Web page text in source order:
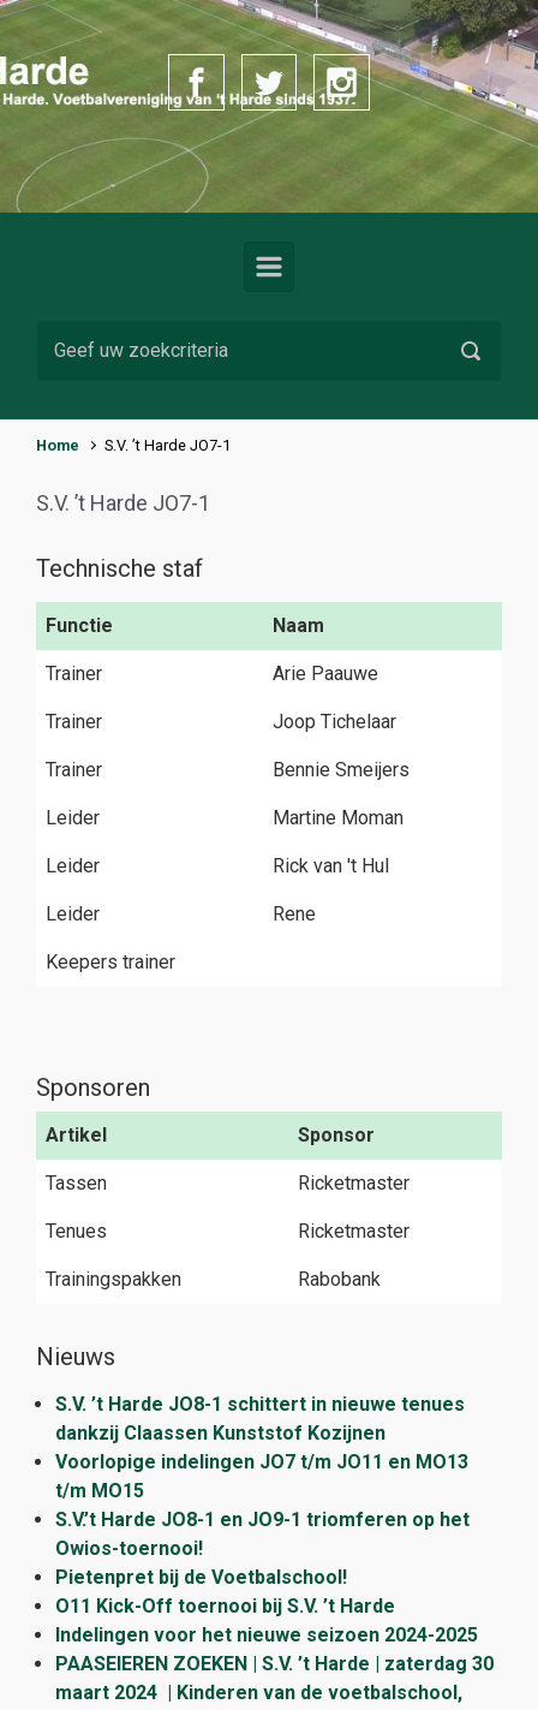
Spring naar de hoofdinhoud
Home S.V. ’t Harde JO7-1
S.V. ’t Harde JO7-1
Technische staf
Functie Naam
Trainer Arie Paauwe
Trainer Joop Tichelaar
Trainer Bennie Smeijers
Leider Martine Moman
Leider Rick van 't Hul
Leider Rene
Keepers trainer
Sponsoren
Artikel Sponsor
Tassen Ricketmaster
Tenues Ricketmaster
Trainingspakken Rabobank
Nieuws
S.V. ’t Harde JO8-1 schittert in nieuwe tenues
dankzij Claassen Kunststof Kozijnen
Voorlopige indelingen JO7 t/m JO11 en MO13
t/m MO15
S.V.’t Harde JO8-1 en JO9-1 triomferen op het
Owios-toernooi!
Pietenpret bij de Voetbalschool!
O11 Kick-Off toernooi bij S.V. ’t Harde
Indelingen voor het nieuwe seizoen 2024-2025
PAASEIEREN ZOEKEN | S.V. ’t Harde | zaterdag 30
maart 2024 | Kinderen van de voetbalschool,